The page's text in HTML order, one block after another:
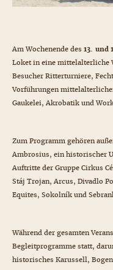
Am Wochenende des 13. und
Loket in eine mittelalterliche
Besucher Ritterturniere,
Vorführungen
Gaukelei, Akrobatik und
Zum Programm gehören
Ambrosius, ein historischer
Auftritte der Gruppe Cirkus
Stáj Trojan, Arcus, Divadlo
Equites, Sokolník und
Während der gesamten
Begleitprogramme statt,
historisches Karussell,